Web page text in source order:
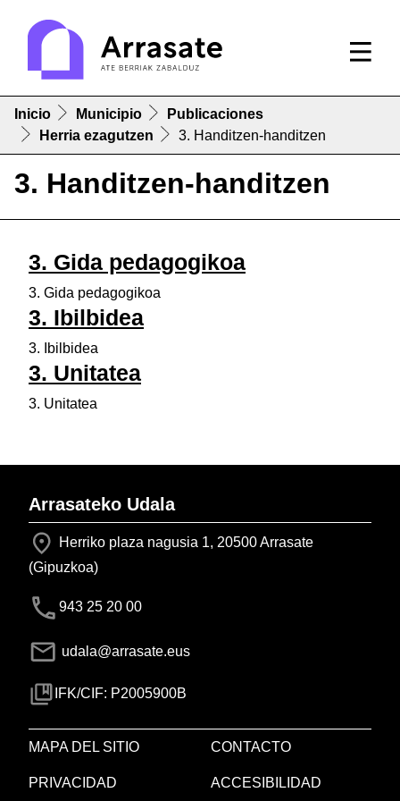
Inicio Municipio
Publicaciones
Herria ezagutzen
3. Handitzen-handitzen
3. Handitzen-handitzen
3. Gida pedagogikoa
3. Gida pedagogikoa
3. Ibilbidea
3. Ibilbidea
3. Unitatea
3. Unitatea
Arrasateko Udala
Herriko plaza nagusia 1, 20500 Arrasate
(Gipuzkoa)
943 25 20 00
udala@arrasate.eus
IFK/CIF: P2005900B
MAPA DEL SITIO CONTACTO
PRIVACIDAD ACCESIBILIDAD